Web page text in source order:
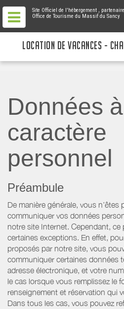
Site Officiel de l'hébergement ,
Office de Tourisme du Massif du Sancy
LOCATION DE VACANCES -
Données à
caractère
personnel
Préambule
De manière générale, vous
communiquer vos données
notre site Internet. Cependant, ce
certaines exceptions. En effet,
proposés par notre site, vous
communiquer certaines données
adresse électronique, et votre
le cas lorsque vous remplissez le
renseignement et réservation qui
Dans tous les cas, vous pouvez